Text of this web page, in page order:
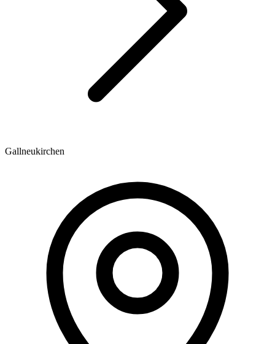
Gallneukirchen